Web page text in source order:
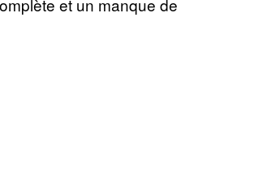
et un manque de